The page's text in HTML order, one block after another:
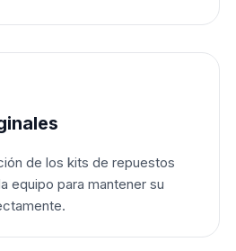
de los kits de repuestos
equipo para mantener su